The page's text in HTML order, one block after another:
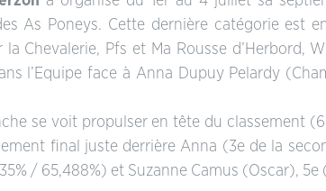
As Poneys. Cette dernière catégorie est
la Chevalerie, Pfs et Ma Rousse d’Herbord,
l’Equipe face à Anna Dupuy Pelardy
se voit propulser en tête du classement
final juste derrière Anna (3e de la
/ 65,488%) et Suzanne Camus (Oscar),